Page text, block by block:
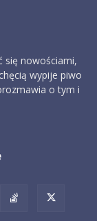
się nowościami,
wypije piwo
o tym i